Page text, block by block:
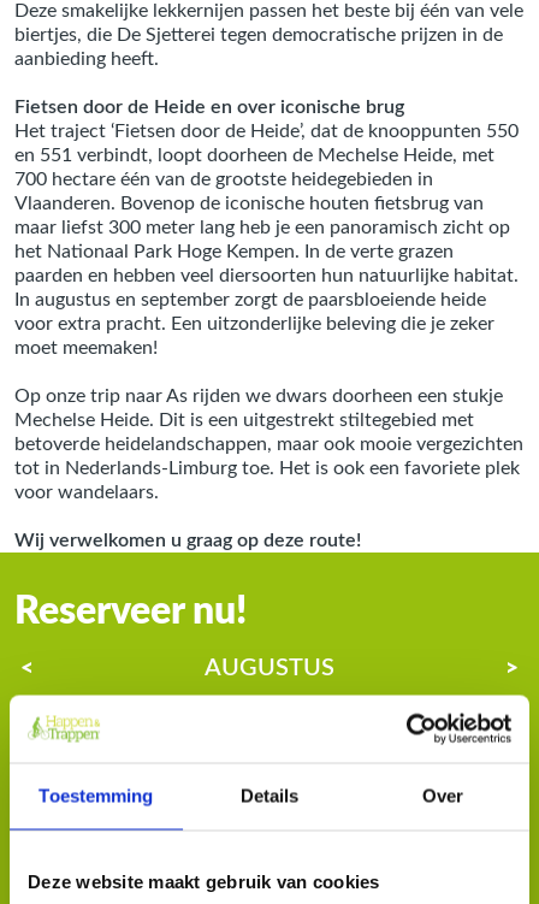
Toestemming Details Over
Deze website maakt gebruik van cookies
VRAGEN
Deze smakelijke lekkernijen passen het beste bij één van vele
biertjes, die De Sjetterei tegen democratische prijzen in de
aanbieding heeft.
Fietsen door de Heide en over iconische brug
Het traject ‘Fietsen door de Heide’, dat de knooppunten 550
en 551 verbindt, loopt doorheen de Mechelse Heide, met
700 hectare één van de grootste heidegebieden in
Vlaanderen. Bovenop de iconische houten fietsbrug van
maar liefst 300 meter lang heb je een panoramisch zicht op
het Nationaal Park Hoge Kempen. In de verte grazen
paarden en hebben veel diersoorten hun natuurlijke habitat.
In augustus en september zorgt de paarsbloeiende heide
voor extra pracht. Een uitzonderlijke beleving die je zeker
moet meemaken!
Op onze trip naar As rijden we dwars doorheen een stukje
Mechelse Heide. Dit is een uitgestrekt stiltegebied met
betoverde heidelandschappen, maar ook mooie vergezichten
tot in Nederlands-Limburg toe. Het is ook een favoriete plek
voor wandelaars.
Wij verwelkomen u graag op deze route!
Reserveer nu!
< AUGUSTUS >
ZA ZO
2
10
11 13 15
24
25 26 27 28